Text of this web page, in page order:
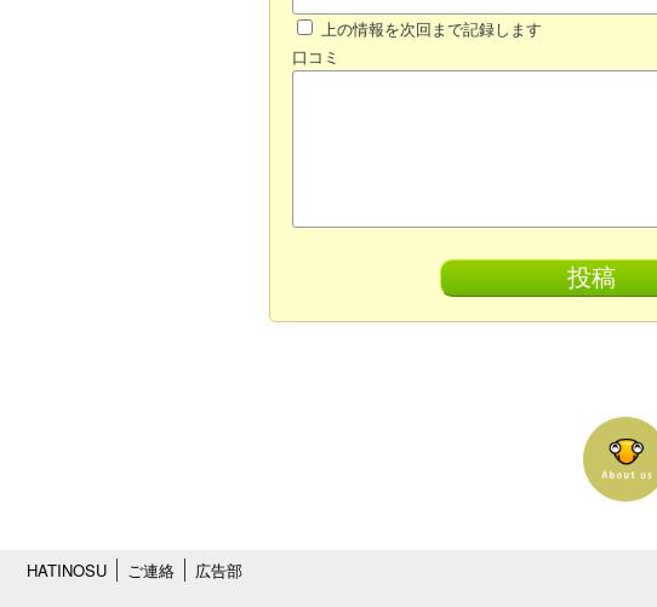
上の情報を次回まで記録します
口コミ
HATINOSU ご連絡 広告部